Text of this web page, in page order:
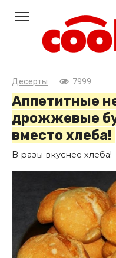
контенту
Десерты 7999
Аппетитные
дрожжевые
вместо хлеба!
В разы вкуснее хлеба!